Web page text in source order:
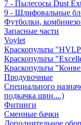
7 - Пылесосы Dust
9 - Шлифовальные
Футболки,
Запасные части
Voylet
Краскопульты
Краскопульты
Краскопульты
Продувочные
Специального
подкачка шин....)
Фитинги
Сменные бачки
Дополнительное